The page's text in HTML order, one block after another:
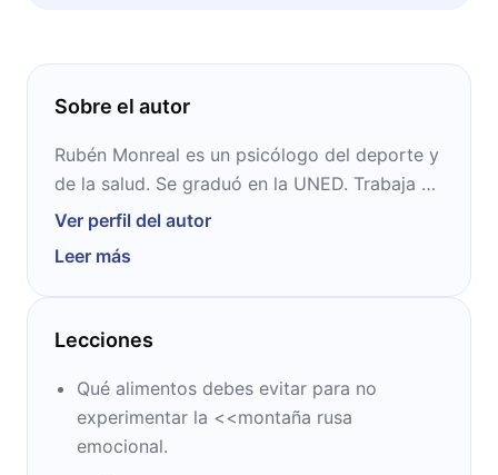
Sobre el autor
Rubén Monreal es un psicólogo del deporte y
de la salud. Se graduó en la UNED. Trabaja a
través de la Terapia de Aceptación y
instructor en programas que mejoran la salud,
el rendimiento, el estrés y la ansiedad.
Además, es autor de libros sobre la influencia
Ver perfil del autor
Leer más
Lecciones
Qué alimentos debes evitar para no
experimentar la <<montaña rusa
emocional.